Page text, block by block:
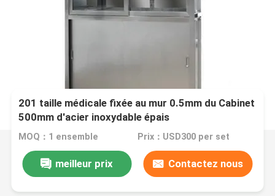
201 taille médicale fixée au mur 0.5mm du Cabinet
500mm d'acier inoxydable épais
MOQ：1 ensemble Prix：USD300 per set
meilleur prix Contactez nous